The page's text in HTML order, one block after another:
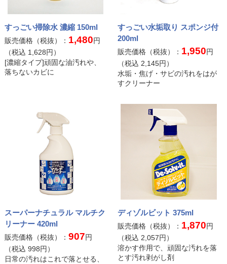
すっごい掃除水 濃縮 150ml
販売価格（税抜）： 1,480円
（税込 1,628円）
[濃縮タイプ]頑固な油汚れや、
落ちないカビに
すっごい水垢取り スポンジ付
200ml
販売価格（税抜）： 1,950円
（税込 2,145円）
水垢・焦げ・サビの汚れをはが
すクリーナー
スーパーナチュラル マルチク
リーナー 420ml
販売価格（税抜）： 907円
（税込 998円）
日常の汚れはこれで落とせる、
ディゾルビット 375ml
販売価格（税抜）： 1,870円
（税込2,057円）
溶かす作用で、頑固な汚れを落
とす汚れ剥がし剤
私たちがお届けします
【運営会社】 和気産業株式会社EC事業部